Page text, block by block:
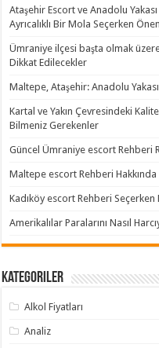
Ataşehir Escort ve Anadolu
Ayrıcalıklı Bir Mola Seçerken
Ümraniye ilçesi başta olmak
Dikkat Edilecekler
Maltepe, Ataşehir: Anadolu
Kartal ve Yakın Çevresindeki
Bilmeniz Gerekenler
Güncel Ümraniye escort Rehberi
Maltepe escort Rehberi
Kadıköy escort Rehberi
Amerikalılar Paralarını Nasıl
Kategoriler
Alkol Fiyatları
Analiz